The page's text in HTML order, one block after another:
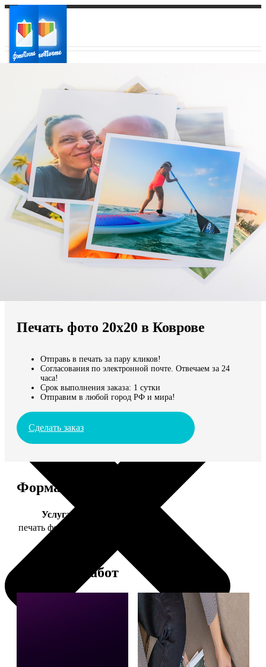
Ваш регион доставки
Выберите из списка:
Мы доставляем по всему миру
Продолжить без города
Печать фото 20х20 в Коврове
Отправь в печать за пару кликов!
Согласования по электронной почте. Отвечаем за 24
часа!
Срок выполнения заказа: 1 сутки
Отправим в любой город РФ и мира!
Сделать заказ
Форматы и цены
Услуга
печать фото 20х20
Примеры работ